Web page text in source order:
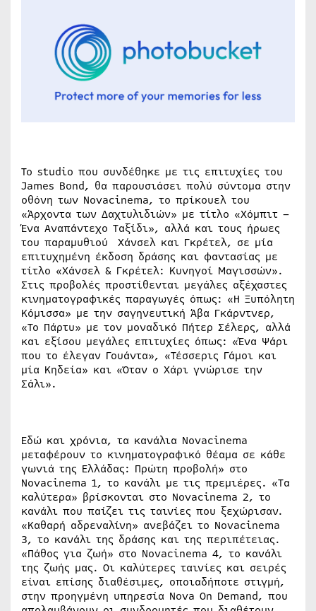
Το studio που συνδέθηκε με τις επιτυχίες του
James Bond, θα παρουσιάσει πολύ σύντομα στην
οθόνη των Novacinema, το πρίκουελ του
«Άρχοντα των Δαχτυλιδιών» με τίτλο «Χόμπιτ –
Ένα Αναπάντεχο Ταξίδι», αλλά και τους ήρωες
του παραμυθιού Χάνσελ και Γκρέτελ, σε μία
επιτυχημένη έκδοση δράσης και φαντασίας με
τίτλο «Χάνσελ & Γκρέτελ: Κυνηγοί Μαγισσών».
Στις προβολές προστίθενται μεγάλες αξέχαστες
κινηματογραφικές παραγωγές όπως: «Η Ξυπόλητη
Κόμισσα» με την σαγηνευτική Άβα Γκάρντνερ,
«Το Πάρτυ» με τον μοναδικό Πήτερ Σέλερς, αλλά
και εξίσου μεγάλες επιτυχίες όπως: «Ένα Ψάρι
που το έλεγαν Γουάντα», «Τέσσερις Γάμοι και
μία Κηδεία» και «Όταν ο Χάρι γνώρισε την
Σάλι».
Εδώ και χρόνια, τα κανάλια Novacinema
μεταφέρουν το κινηματογραφικό θέαμα σε κάθε
γωνιά της Ελλάδας: Πρώτη προβολή» στο
Novacinema 1, το κανάλι με τις πρεμιέρες. «Τα
καλύτερα» βρίσκονται στο Novacinema 2, το
κανάλι που παίζει τις ταινίες που ξεχώρισαν.
«Καθαρή αδρεναλίνη» ανεβάζει το Novacinema
3, το κανάλι της δράσης και της περιπέτειας.
«Πάθος για ζωή» στο Novacinema 4, το κανάλι
της ζωής μας. Οι καλύτερες ταινίες και σειρές
είναι επίσης διαθέσιμες, οποιαδήποτε στιγμή,
στην προηγμένη υπηρεσία Νova Οn Demand, που